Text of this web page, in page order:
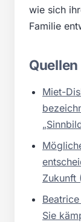
wie sich
Familie
Quellen
Miet-
Zukunft
Sie